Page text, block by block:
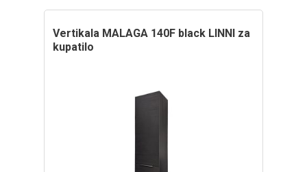
vertikala MALAGA 140F black LINNI za
kupatilo